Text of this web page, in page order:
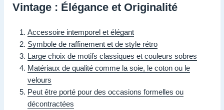
Vintage : Élégance et Originalité
Accessoire intemporel et élégant
Symbole de raffinement et de style rétro
Large choix de motifs classiques et couleurs sobres
Matériaux de qualité comme la soie, le coton ou le
velours
Peut être porté pour des occasions formelles ou
décontractées